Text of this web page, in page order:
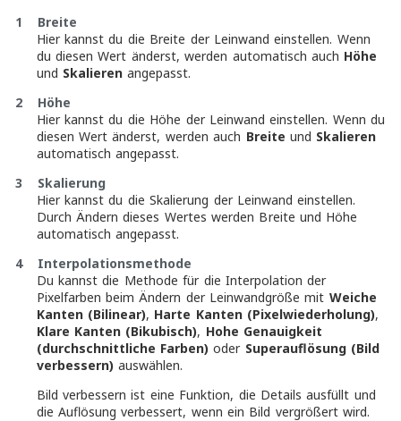
1 Breite
Hier kannst du die Breite der Leinwand einstellen. Wenn
du diesen Wert änderst, werden automatisch auch Höhe
und Skalierenangepasst.
2 Höhe
Hier kannst du die Höhe der Leinwand einstellen. Wenn du
diesen Wert änderst, werden auch Breite und Skalieren
automatisch angepasst.
3 Skalierung
Hier kannst du die Skalierung der Leinwand einstellen.
Durch Ändern dieses Wertes werden Breite und Höhe
automatisch angepasst.
4 Interpolationsmethode
Du kannst die Methode für die Interpolation der
Pixelfarben beim Ändern der Leinwandgröße mit Weiche
Kanten (Bilinear), Harte Kanten (Pixelwiederholung),
Klare Kanten (Bikubisch), Hohe Genauigkeit
(durchschnittliche Farben) oder Superauflösung (Bild
verbessern) auswählen.
Bild verbessern ist eine Funktion, die Details ausfüllt und
die Auflösung verbessert, wenn ein Bild vergrößert wird.